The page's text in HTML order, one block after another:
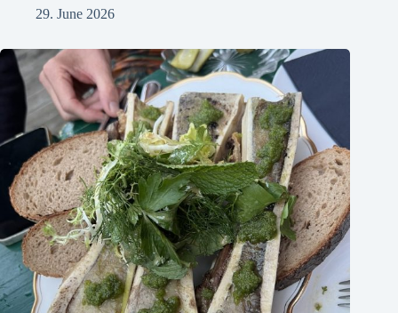
29. June 2026